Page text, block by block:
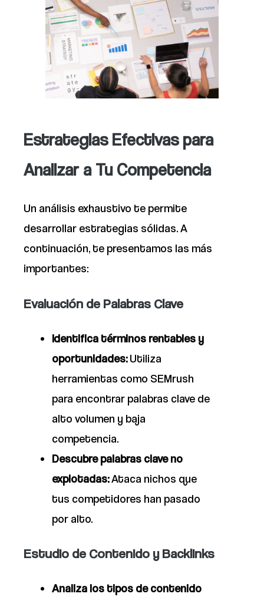
Estrategias Efectivas para
Analizar a Tu Competencia
Un análisis exhaustivo te permite
desarrollar estrategias sólidas. A
continuación, te presentamos las más
importantes:
Evaluación de Palabras Clave
Identifica términos rentables y
oportunidades:Utiliza
herramientas como SEMrush
para encontrar palabras clave de
alto volumen y baja
competencia.
Descubre palabras clave no
explotadas:Ataca nichos que
tus competidores han pasado
por alto.
Estudio de Contenido y Backlinks
Analiza los tipos de contenido